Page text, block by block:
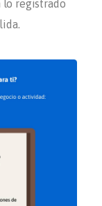
lo registrado